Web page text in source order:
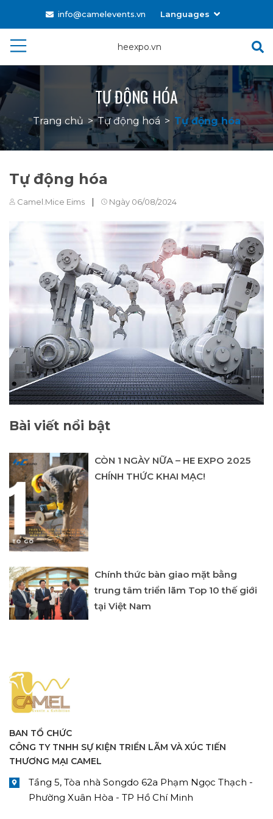
info@camelevents.vn Languages
heexpo.vn
TỰ ĐỘNG HÓA
Trang chủ > Tự động hoá > Tự động hóa
Tự động hóa
Camel.Mice Eims | Ngày 06/08/2024
Bài viết nổi bật
CÒN 1 NGÀY NỮA – HE EXPO 2025
CHÍNH THỨC KHAI MẠC!
Chính thức bàn giao mặt bằng
trung tâm triển lãm Top 10 thế giới
tại Việt Nam
BAN TỔ CHỨC
CÔNG TY TNHH SỰ KIỆN TRIỂN LÃM VÀ XÚC TIẾN
THƯƠNG MẠI CAMEL
Tầng 5, Tòa nhà Songdo 62a Phạm Ngọc Thạch -
Phường Xuân Hòa - TP Hồ Chí Minh